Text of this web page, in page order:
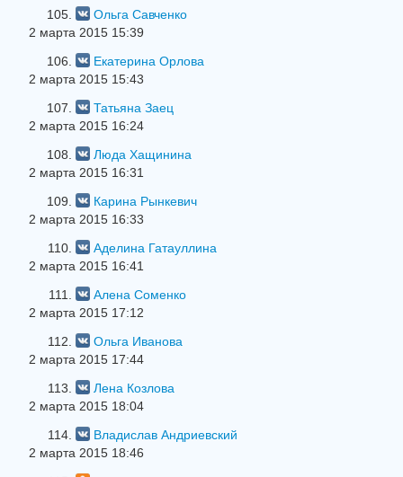
105.
Ольга Савченко
2 марта 2015 15:39
106.
Екатерина Орлова
2 марта 2015 15:43
107.
Татьяна Заец
2 марта 2015 16:24
108.
Люда Хащинина
2 марта 2015 16:31
109.
Карина Рынкевич
2 марта 2015 16:33
110.
Аделина Гатауллина
2 марта 2015 16:41
111.
Алена Соменко
2 марта 2015 17:12
112.
Ольга Иванова
2 марта 2015 17:44
113.
Лена Козлова
2 марта 2015 18:04
114.
Владислав Андриевский
2 марта 2015 18:46